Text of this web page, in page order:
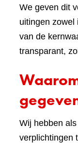
We geven dit
uitingen zowel
van de
transparant,
Wij hebben
verplichtingen